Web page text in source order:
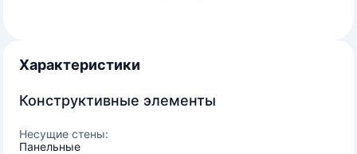
Характеристики
Конструктивные элементы
Несущие стены:
Панельные